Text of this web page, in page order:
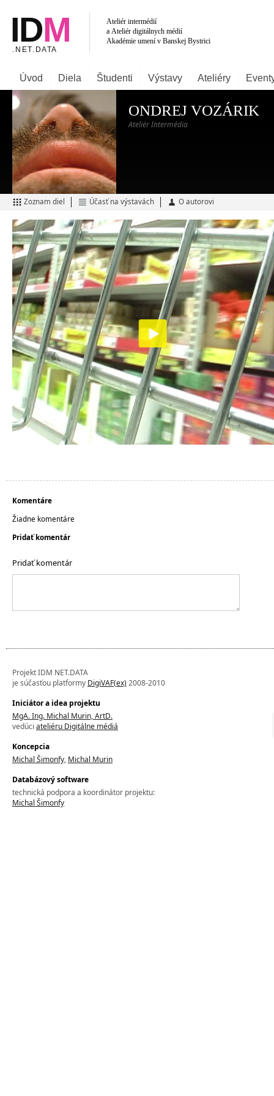
Úvod Diela Študenti Výstavy Ateliéry
ONDREJ VOZÁRIK
Ateliér Intermédia
Zoznam diel Účasť na výstavách O autorovi
Komentáre
Žiadne komentáre
Pridať komentár
Pridať komentár
Projekt IDM NET.DATA
je súčasťou platformy DigiVAF(ex)2008-2010
Iniciátor a idea projektu
MgA. Ing. Michal Murin, ArtD.
vedúci ateliéru Digitálne médiá
Koncepcia
Michal Šimonfy, Michal Murin
Databázový software
technická podpora a koordinátor projektu:
Michal Šimonfy